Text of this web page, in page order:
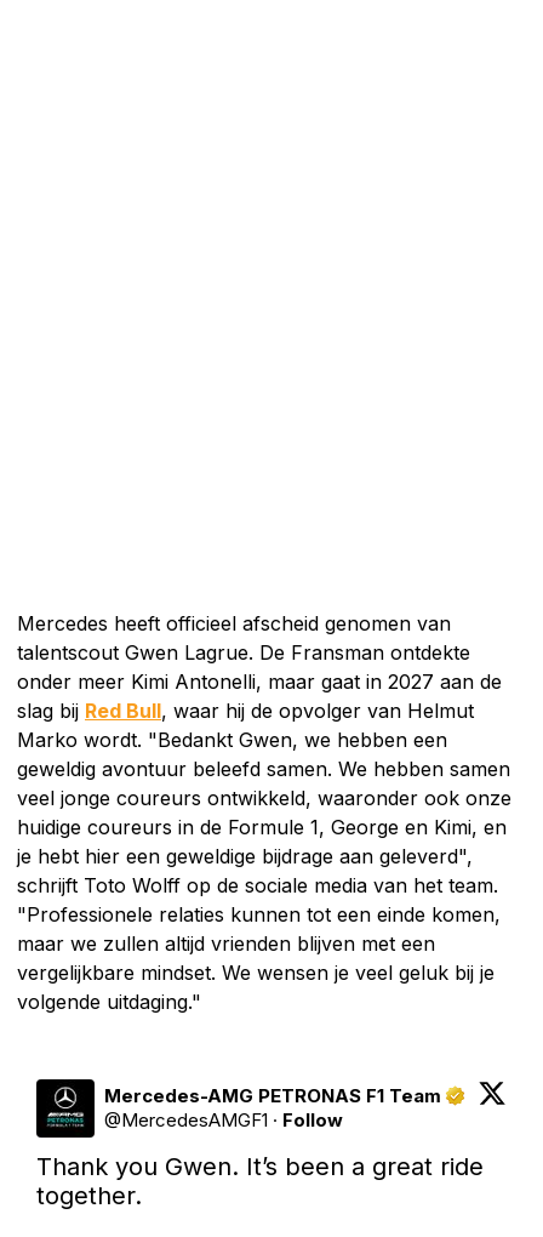
Mercedes heeft officieel afscheid genomen van
talentscout Gwen Lagrue. De Fransman ontdekte
onder meer Kimi Antonelli, maar gaat in 2027 aan de
slag bij Red Bull, waar hij de opvolger van Helmut
Marko wordt. "Bedankt Gwen, we hebben een
geweldig avontuur beleefd samen. We hebben samen
veel jonge coureurs ontwikkeld, waaronder ook onze
huidige coureurs in de Formule 1, George en Kimi, en
je hebt hier een geweldige bijdrage aan geleverd",
schrijft Toto Wolff op de sociale media van het team.
"Professionele relaties kunnen tot een einde komen,
maar we zullen altijd vrienden blijven met een
vergelijkbare mindset. We wensen je veel geluk bij je
volgende uitdaging."
Mercedes-AMG PETRONAS F1 Team
@MercedesAMGF1 · Follow
Thank you Gwen. It’s been a great ride
together.